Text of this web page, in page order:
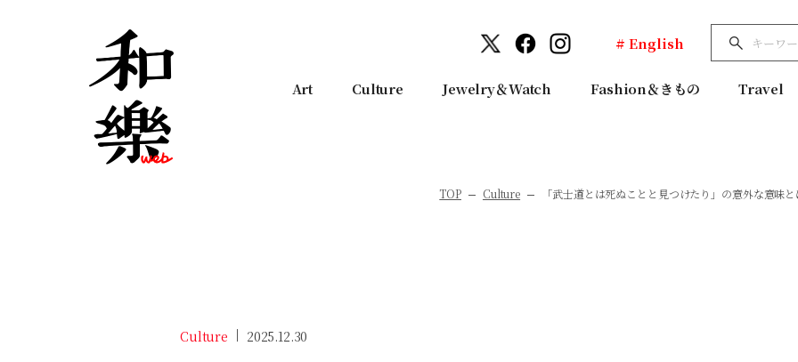
# English
Art Culture Jewelry＆Watch Fashion＆きもの Travel
TOP Culture 「武士道とは死ぬことと見つけたり」の意外な意味
Culture 2025.12.30